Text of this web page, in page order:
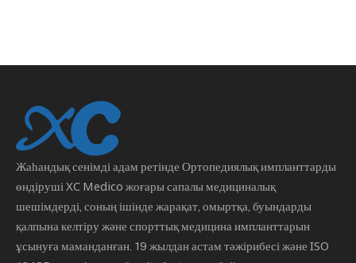
Жаһандық сенімді адам ретінде Ортопедиялық импланттарды
өндіруші XC Medico жоғары сапалы медициналық
шешімдерді, соның ішінде жарақат, омыртқа, буындарды
қалпына келтіру және спорттық медицина импланттарын
ұсынуға маманданған. 19 жылдан астам тәжірибесі және ISO